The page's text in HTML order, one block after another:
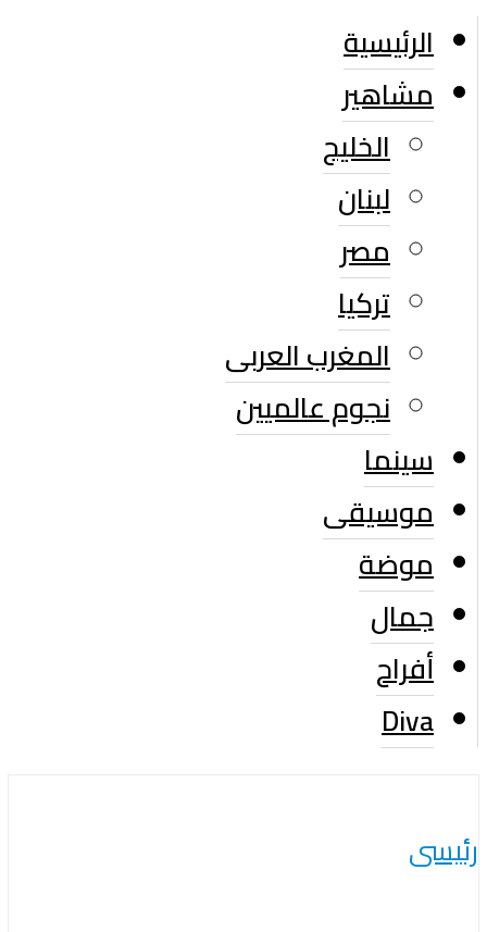
الرئيسية
مشاهير
الخليج
لبنان
مصر
تركيا
المغرب العربى
نجوم عالميين
سينما
موسيقى
موضة
جمال
أفراح
Diva
رئيسى